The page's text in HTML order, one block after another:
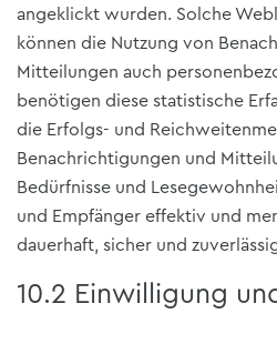
angeklickt wurden. Solche
können die Nutzung von
Mitteilungen auch
benötigen diese statistische
die Erfolgs- und
Benachrichtigungen und
Bedürfnisse und
und Empfänger effektiv und
dauerhaft, sicher und
10.2 Einwilligung